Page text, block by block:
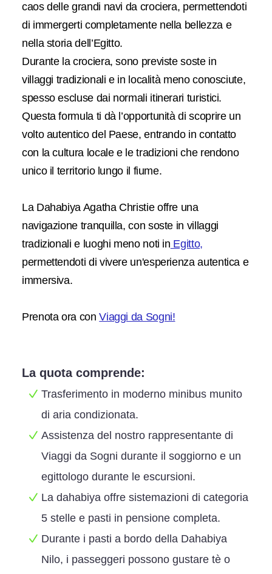
caos delle grandi navi da crociera, permettendoti
di immergerti completamente nella bellezza e
nella storia dell’Egitto.
Durante la crociera, sono previste soste in
villaggi tradizionali e in località meno conosciute,
spesso escluse dai normali itinerari turistici.
Questa formula ti dà l’opportunità di scoprire un
volto autentico del Paese, entrando in contatto
con la cultura locale e le tradizioni che rendono
unico il territorio lungo il fiume.
La Dahabiya Agatha Christie offre una
navigazione tranquilla, con soste in villaggi
tradizionali e luoghi meno noti in Egitto,
permettendoti di vivere un'esperienza autentica e
immersiva.
Prenota ora conViaggi da Sogni!
La quota comprende:
Trasferimento in moderno minibus munito
di aria condizionata.
Assistenza del nostro rappresentante di
Viaggi da Sogni durante il soggiorno e un
egittologo durante le escursioni.
La dahabiya offre sistemazioni di categoria
5 stelle e pasti in pensione completa.
Durante i pasti a bordo della Dahabiya
Nilo, i passeggeri possono gustare tè o